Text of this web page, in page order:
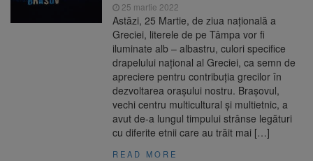
25 martie 2022
Astăzi, 25 Martie, de ziua națională a
Greciei, literele de pe Tâmpa vor fi
iluminate alb – albastru, culori specifice
drapelului național al Greciei, ca semn de
apreciere pentru contribuția grecilor în
dezvoltarea orașului nostru. Brașovul,
vechi centru multicultural și multietnic, a
avut de-a lungul timpului strânse legături
cu diferite etnii care au trăit mai […]
READ MORE